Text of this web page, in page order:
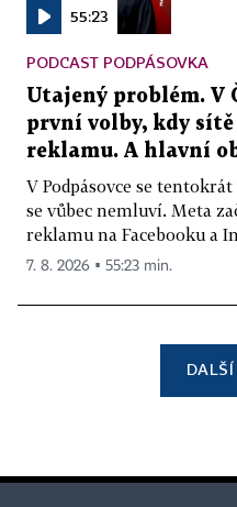
55:23
PODCAST PODPÁSOVKA
Utajený problém. V
první volby, kdy
reklamu. A hlavní
V Podpásovce se
se vůbec nemluví. Meta
reklamu na Facebooku a
7. 8. 2026 ▪ 55:23 min.